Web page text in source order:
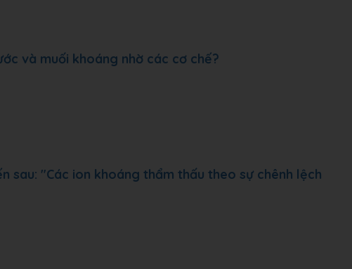
và muối khoáng nhờ các cơ chế?
sau: "Các ion khoáng thẩm thấu theo sự chênh lệch